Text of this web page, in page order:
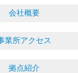
会社概要
業所アクセス
拠点紹介